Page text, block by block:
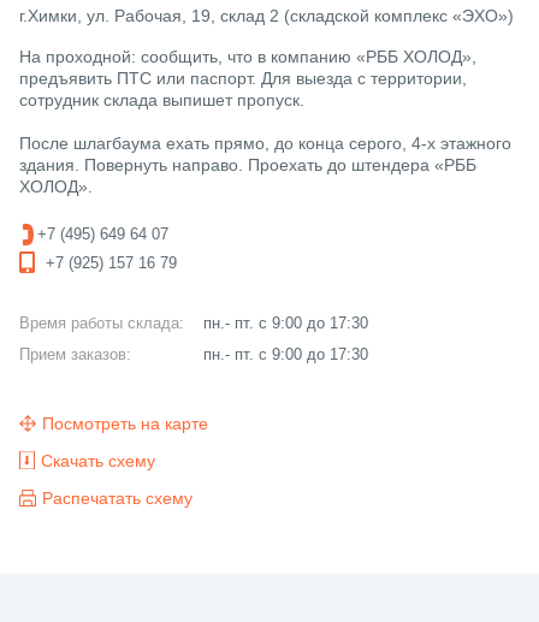
г.Химки, ул. Рабочая, 19, склад 2 (складской комплекс «ЭХО»)
На проходной: сообщить, что в компанию «РББ ХОЛОД»,
предъявить ПТС или паспорт. Для выезда с территории,
сотрудник склада выпишет пропуск.
После шлагбаума ехать прямо, до конца серого, 4-х этажного
здания. Повернуть направо. Проехать до штендера «РББ
ХОЛОД».
+7 (495) 649 64 07
+7 (925) 157 16 79
Время работы склада:
Прием заказов:
пн.- пт. с 9:00 до 17:30
пн.- пт. с 9:00 до 17:30
Посмотреть на карте
Скачать схему
Распечатать схему